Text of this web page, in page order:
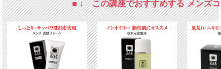
■ ↓ この講座でおすすめする メンズ